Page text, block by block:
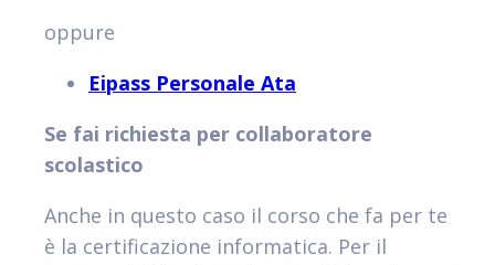
oppure
Eipass Personale Ata
Se fai richiesta per collaboratore
scolastico
Anche in questo caso il corso che fa per te
è la certificazione informatica. Per il